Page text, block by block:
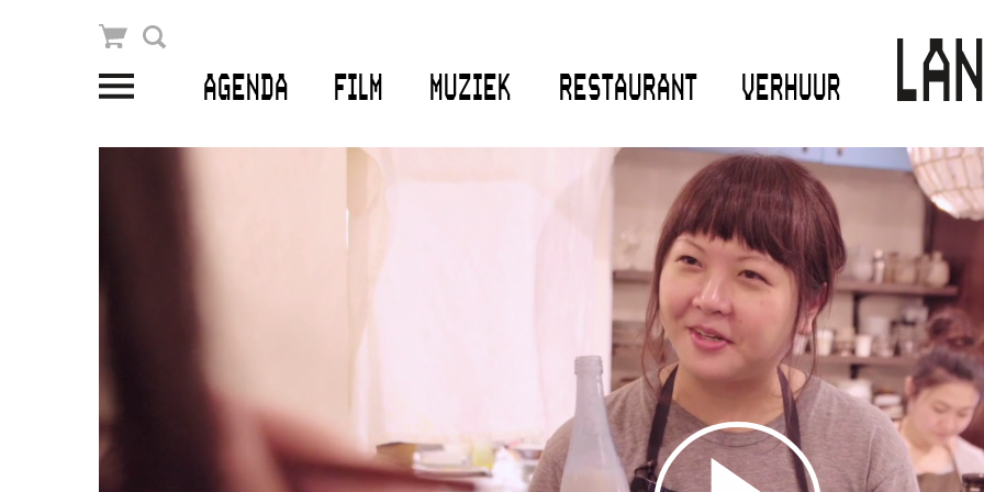
AGENDA FILM MUZIEK RESTAURANT VERHUUR
Winkelmandje
PLAN JE BEZOEK
EDUCATIE
Schoolvoorstellingen
Filmprogramma’s Primair Onderwijs